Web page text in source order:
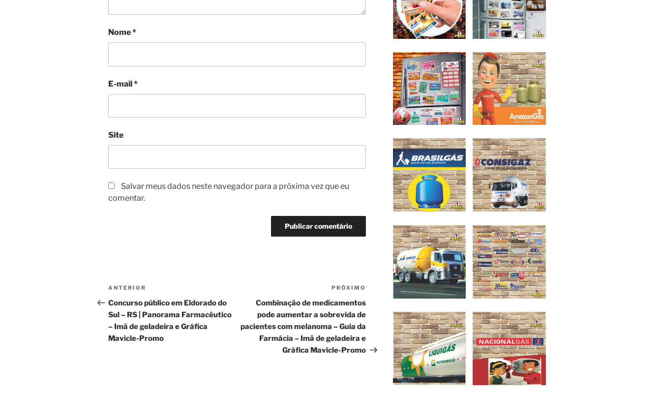
Nome*
E-mail*
Site
Salvar meus dados neste navegador para a próxima vez que eu
comentar.
Navegação
de
Post
Post
anterior
ANTERIOR
Concurso público em Eldorado do
Sul – RS | Panorama Farmacêutico
– Imã de geladeira e Gráfica
Mavicle-Promo
Próximo
post
PRÓXIMO
Combinação de medicamentos
pode aumentar a sobrevida de
pacientes com melanoma – Guia da
Farmácia – Imã de geladeira e
Gráfica Mavicle-Promo